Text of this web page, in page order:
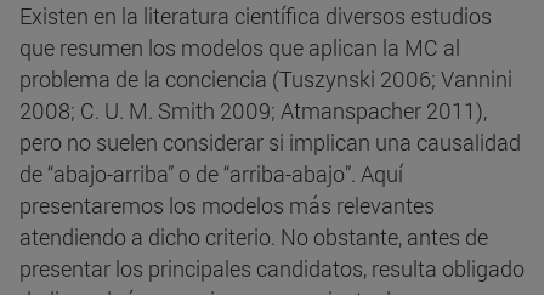
Existen en la literatura científica diversos estudios
que resumen los modelos que aplican la MC al
problema de la conciencia (Tuszynski 2006; Vannini
2008; C. U. M. Smith 2009; Atmanspacher 2011),
pero no suelen considerar si implican una causalidad
de “abajo-arriba” o de “arriba-abajo”. Aquí
presentaremos los modelos más relevantes
atendiendo a dicho criterio. No obstante, antes de
presentar los principales candidatos, resulta obligado